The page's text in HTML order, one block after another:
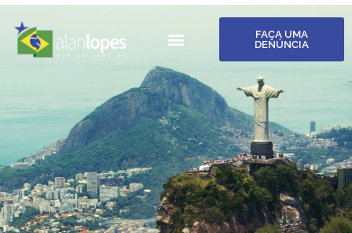
FAÇA UMA
DENÚNCIA